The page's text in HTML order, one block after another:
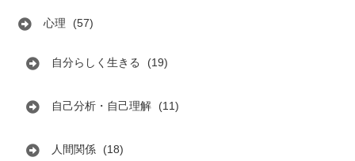
心理 (57)
自分らしく生きる (19)
自己分析・自己理解 (11)
人間関係 (18)